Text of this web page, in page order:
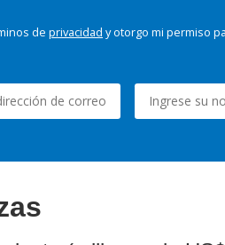
de privacidad y otorgo mi permiso